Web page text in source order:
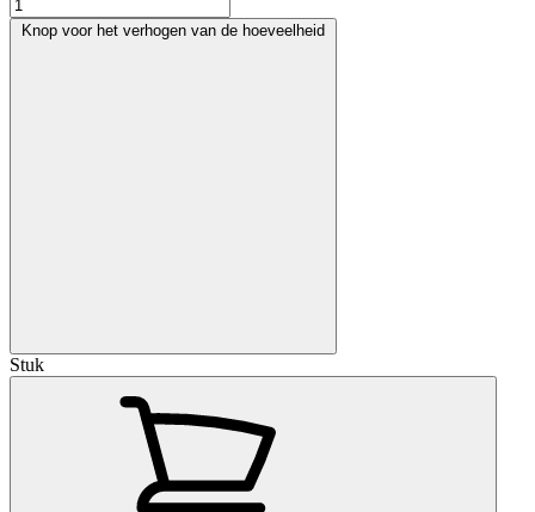
Knop voor het verhogen van de hoeveelheid
Stuk